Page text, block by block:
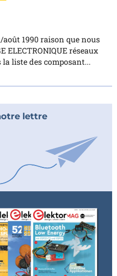
1990 raison que nous
ELECTRONIQUE réseaux
liste des composant...
lettre